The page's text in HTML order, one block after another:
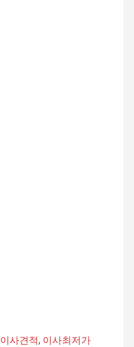
이사견적, 이사최저가